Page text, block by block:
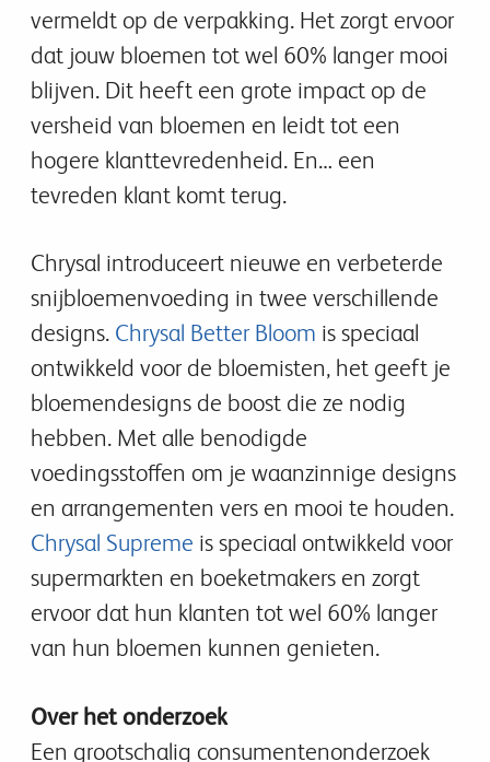
vermeldt op de verpakking. Het zorgt ervoor
dat jouw bloemen tot wel 60% langer mooi
blijven. Dit heeft een grote impact op de
versheid van bloemen en leidt tot een
hogere klanttevredenheid. En… een
tevreden klant komt terug.
Chrysal introduceert nieuwe en verbeterde
snijbloemenvoeding in twee verschillende
designs. Chrysal Better Bloom is speciaal
ontwikkeld voor de bloemisten, het geeft je
bloemendesigns de boost die ze nodig
hebben. Met alle benodigde
voedingsstoffen om je waanzinnige designs
en arrangementen vers en mooi te houden.
Chrysal Supreme is speciaal ontwikkeld voor
supermarkten en boeketmakers en zorgt
ervoor dat hun klanten tot wel 60% langer
van hun bloemen kunnen genieten.
Over het onderzoek
Een grootschalig consumentenonderzoek